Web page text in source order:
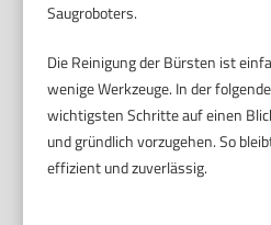
Saugroboters.
Die Reinigung der Bürsten ist
wenige Werkzeuge. In der
wichtigsten Schritte auf einen
und gründlich vorzugehen. So
effizient und zuverlässig.